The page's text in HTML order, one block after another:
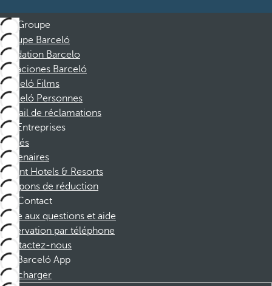
Groupe
Groupe Barceló
Fondation Barcelo
Vacaciones Barceló
Barceló Films
Barceló Personnes
Portail de réclamations
Entreprises
Affiliés
Partenaires
Dorint Hotels & Resorts
Coupons de réduction
Contact
Foire aux questions et aide
Réservation par téléphone
Contactez-nous
Barceló App
Télécharger